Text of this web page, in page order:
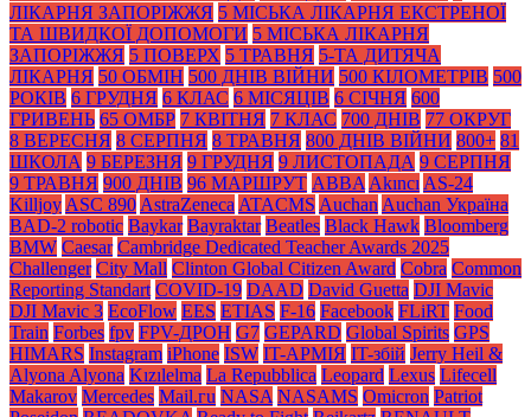
ЛІКАРНЯ ЗАПОРІЖЖЯ 5 МІСЬКА ЛІКАРНЯ ЕКСТРЕНОЇ
ТА ШВИДКОЇ ДОПОМОГИ 5 МІСЬКА ЛІКАРНЯ
ЗАПОРІЖЖЯ 5 ПОВЕРХ 5 ТРАВНЯ 5-ТА ДИТЯЧА
ЛІКАРНЯ 50 ОБМІН 500 ДНІВ ВІЙНИ 500 КІЛОМЕТРІВ 500
РОКІВ 6 ГРУДНЯ 6 КЛАС 6 МІСЯЦІВ 6 СІЧНЯ 600
ГРИВЕНЬ 65 ОМБР 7 КВІТНЯ 7 КЛАС 700 ДНІВ 77 ОКРУГ
8 ВЕРЕСНЯ 8 СЕРПНЯ 8 ТРАВНЯ 800 ДНІВ ВІЙНИ 800+ 81
ШКОЛА 9 БЕРЕЗНЯ 9 ГРУДНЯ 9 ЛИСТОПАДА 9 СЕРПНЯ
9 ТРАВНЯ 900 ДНІВ 96 МАРШРУТ ABBA Akıncı AS-24
Killjoy ASC 890 AstraZeneca ATACMS Auchan Auchan Україна
BAD-2 robotic Baykar Bayraktar Beatles Black Нawk Bloomberg
BMW Caesar Cambridge Dedicated Teacher Awards 2025
Challenger City Mall Clinton Global Citizen Award Cobra Common
Reporting Standart COVID-19 DAAD David Guetta DJI Mavic
DJI Mavic 3 EcoFlow EES ETIAS F-16 Facebook FLiRT Food
Train Forbes fpv FPV-ДРОН G7 GEPARD Global Spirits GPS
HIMARS Instagram iPhone ISW IT-АРМІЯ IT-збій Jerry Heil &
Alyona Alyona Kızılelma La Repubblica Leopard Lexus Lifecell
Makarov Mercedes Mаil.гu NASA NASAMS Omicron Patriot